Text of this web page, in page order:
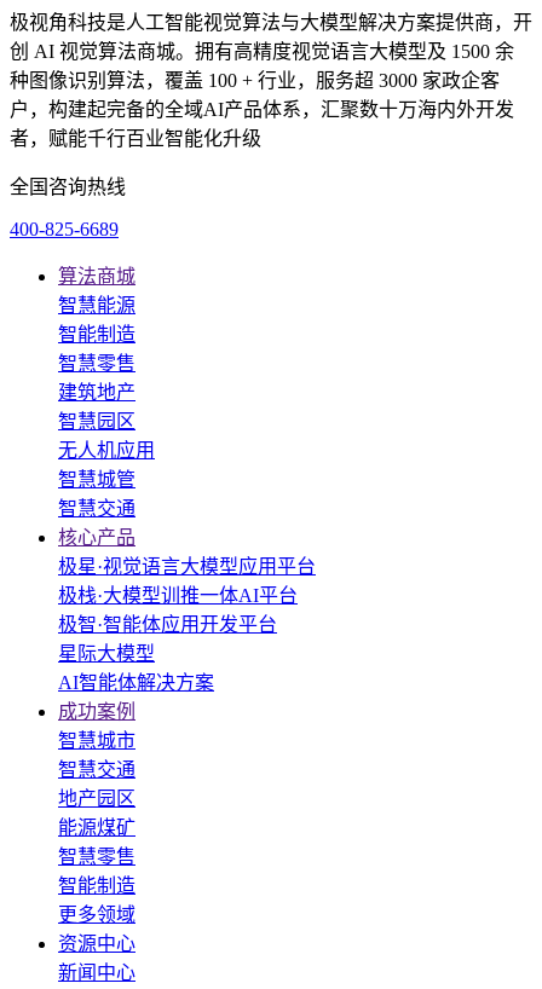
极视角科技是人工智能视觉算法与大模型解决方案提供商，开
创 AI 视觉算法商城。拥有高精度视觉语言大模型及 1500 余
种图像识别算法，覆盖 100 + 行业，服务超 3000 家政企客
户，构建起完备的全域AI产品体系，汇聚数十万海内外开发
者，赋能千行百业智能化升级
全国咨询热线
400-825-6689
算法商城
智慧能源
智能制造
智慧零售
建筑地产
智慧园区
无人机应用
智慧城管
智慧交通
核心产品
极星·视觉语言大模型应用平台
极栈·大模型训推一体AI平台
极智·智能体应用开发平台
星际大模型
AI智能体解决方案
成功案例
智慧城市
智慧交通
地产园区
能源煤矿
智慧零售
智能制造
更多领域
资源中心
新闻中心